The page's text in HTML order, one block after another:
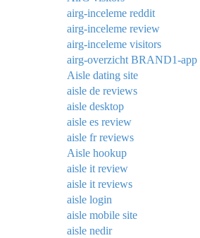
airg-inceleme reddit
airg-inceleme review
airg-inceleme visitors
airg-overzicht BRAND1-app
Aisle dating site
aisle de reviews
aisle desktop
aisle es review
aisle fr reviews
Aisle hookup
aisle it review
aisle it reviews
aisle login
aisle mobile site
aisle nedir